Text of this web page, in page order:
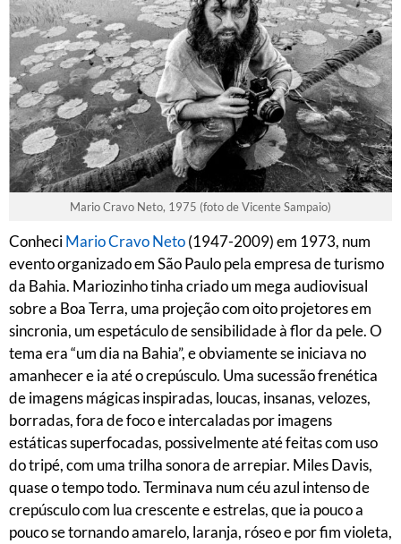
Mario Cravo Neto, 1975 (foto de Vicente Sampaio)
ConheciMario Cravo Neto(1947-2009) em 1973, num
evento organizado em São Paulo pela empresa de turismo
da Bahia. Mariozinho tinha criado um mega audiovisual
sobre a Boa Terra, uma projeção com oito projetores em
sincronia, um espetáculo de sensibilidade à flor da pele. O
tema era “um dia na Bahia”, e obviamente se iniciava no
amanhecer e ia até o crepúsculo. Uma sucessão frenética
de imagens mágicas inspiradas, loucas, insanas, velozes,
borradas, fora de foco e intercaladas por imagens
estáticas superfocadas, possivelmente até feitas com uso
do tripé, com uma trilha sonora de arrepiar. Miles Davis,
quase o tempo todo. Terminava num céu azul intenso de
crepúsculo com lua crescente e estrelas, que ia pouco a
pouco se tornando amarelo, laranja, róseo e por fim violeta,